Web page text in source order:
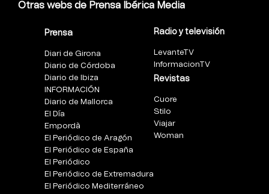
Otras webs de Prensa Ibérica Media
Prensa
Diari de Girona
Diario de Córdoba
Diario de Ibiza
INFORMACIÓN
Diario de Mallorca
El Día
Empordà
El Periódico de Aragón
El Periódico de España
El Periódico
El Periódico de Extremadura
El Periódico Mediterráneo
Radio y televisión
LevanteTV
InformacionTV
Revistas
Cuore
Stilo
Viajar
Woman